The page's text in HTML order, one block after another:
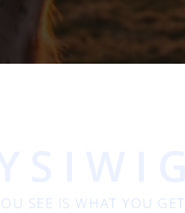
SEE IS WHAT YOU GET